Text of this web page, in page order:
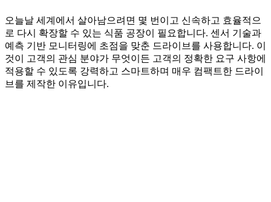
오늘날 세계에서 살아남으려면 몇 번이고 신속하고 효율적으
로 다시 확장할 수 있는 식품 공장이 필요합니다. 센서 기술과
예측 기반 모니터링에 초점을 맞춘 드라이브를 사용합니다. 이
것이 고객의 관심 분야가 무엇이든 고객의 정확한 요구 사항에
적용할 수 있도록 강력하고 스마트하며 매우 컴팩트한 드라이
브를 제작한 이유입니다.